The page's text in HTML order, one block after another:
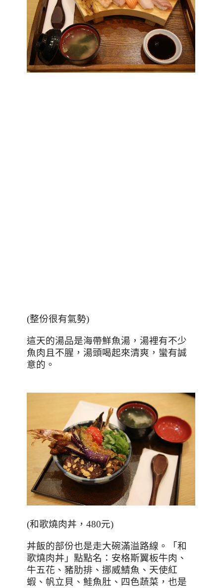
(整份很有氣勢)
這天的湯品是海帶鮮魚湯，湯裡有不少
魚肉且不腥，湯頭喝起來清爽，蠻有誠
意的。
(和歌燒肉丼， 480元)
丼飯的部份也是走大碗滿溢路線。「和
歌燒肉丼」點點名：安格斯翼板牛肉、
牛五花、豬肋排、挪威鯖魚、天使紅
蝦、帆立貝、鮭魚肚、四色蔬菜，也是